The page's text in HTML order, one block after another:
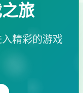
旅
精彩的游戏